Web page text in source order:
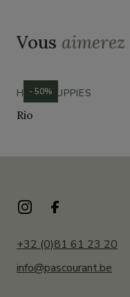
Vous aimerez
HUSH PUPPIES
Rio
- 50%
+32 (0)81 61 23 20
info@pascourant.be